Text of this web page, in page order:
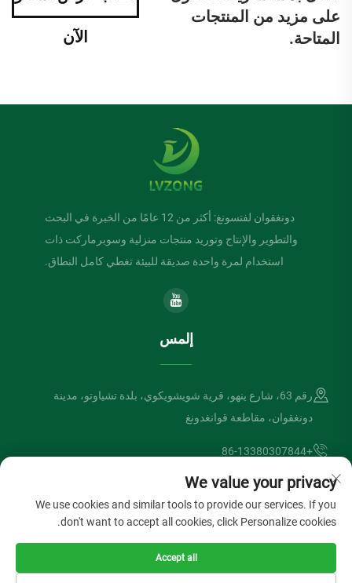
على مزيد من المنتجات
المتاحة.
الآن
دونغقوان لفتسونغ: أكثر من 12 عامًا من الخبرة في البحث
والتطوير والإنتاج وتوريد منتجات منزلية وسوبرماركت ذات
استخدام لمرة واحدة صديقة للبيئة تغطي كامل النطاق.
إلمس
رقم 63، شارع ينهو، قرية شويشويكوي، بلدة تشياوتو، مدينة
دونغقوان، مقاطعة قوانغدونغ
+86-13380307844
[email protected]
حقوق الطبع والنشر © شركة دونغقوان لفتسونغ الصناعية المحدودة. جميع
سياسة الخصوصية
We value your privacy
We use cookies and similar tools to provide our services. If you
don't want to accept all cookies, click Personalize cookies.
Accept all